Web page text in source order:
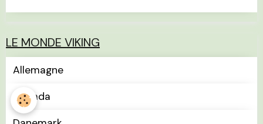
LE MONDE VIKING
Allemagne
Canada